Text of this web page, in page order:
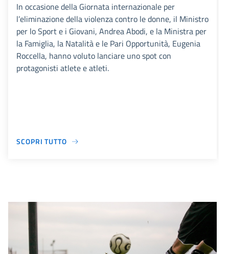
In occasione della Giornata internazionale per
l’eliminazione della violenza contro le donne, il Ministro
per lo Sport e i Giovani, Andrea Abodi, e la Ministra per
la Famiglia, la Natalità e le Pari Opportunità, Eugenia
Roccella, hanno voluto lanciare uno spot con
protagonisti atlete e atleti.
SCOPRI TUTTO